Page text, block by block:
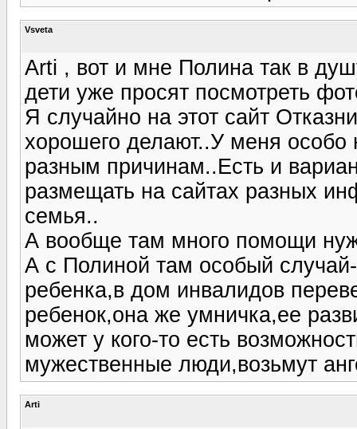
Vsveta
Arti , вот и мне Полина так в
дети уже просят посмотреть
Я случайно на этот сайт
хорошего делают..У меня особо
разным причинам..Есть и
размещать на сайтах разных
семья..
А вообще там много помощи
А с Полиной там особый
ребенка,в дом инвалидов
ребенок,она же умничка,ее
может у кого-то есть
мужественные люди,возьмут
Arti